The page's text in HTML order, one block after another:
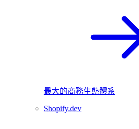
最大的商務生態體系
Shopify.dev